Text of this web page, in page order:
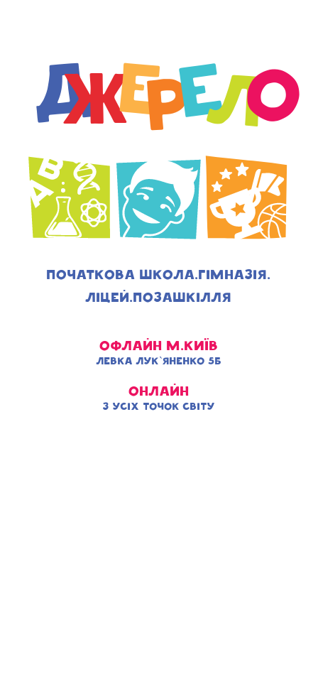
Дз 1997 року
ЖEРЕ
Л О
Початкова школа. Гімназія.
Ліцей. Позашкілля
Офлайн м.Київ
Левка Лук`яненко 5б
Онлайн
з усіх точок світу